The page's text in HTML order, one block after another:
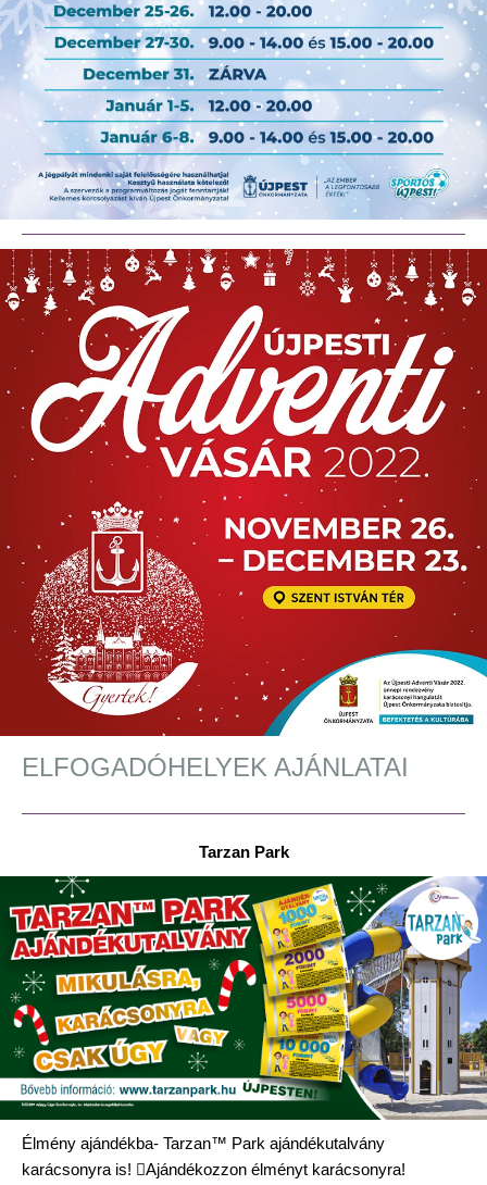
ELFOGADÓHELYEK AJÁNLATAI
Tarzan Park
Élmény ajándékba- Tarzan™ Park ajándékutalvány
karácsonyra is! Ajándékozzon élményt karácsonyra!